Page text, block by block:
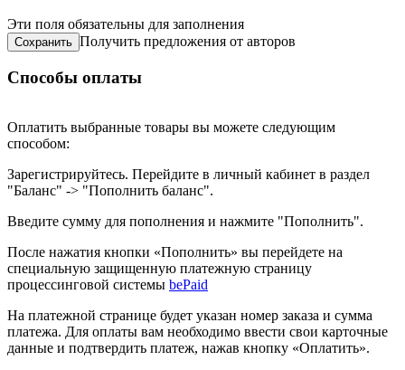
Эти поля обязательны для заполнения
Получить предложения от авторов
Способы оплаты
Оплатить выбранные товары вы можете следующим
способом:
Зарегистрируйтесь. Перейдите в личный кабинет в раздел
"Баланс" -> "Пополнить баланс".
Введите сумму для пополнения и нажмите "Пополнить".
После нажатия кнопки «Пополнить» вы перейдете на
специальную защищенную платежную страницу
процессинговой системы bePaid
На платежной странице будет указан номер заказа и сумма
платежа. Для оплаты вам необходимо ввести свои карточные
данные и подтвердить платеж, нажав кнопку «Оплатить».